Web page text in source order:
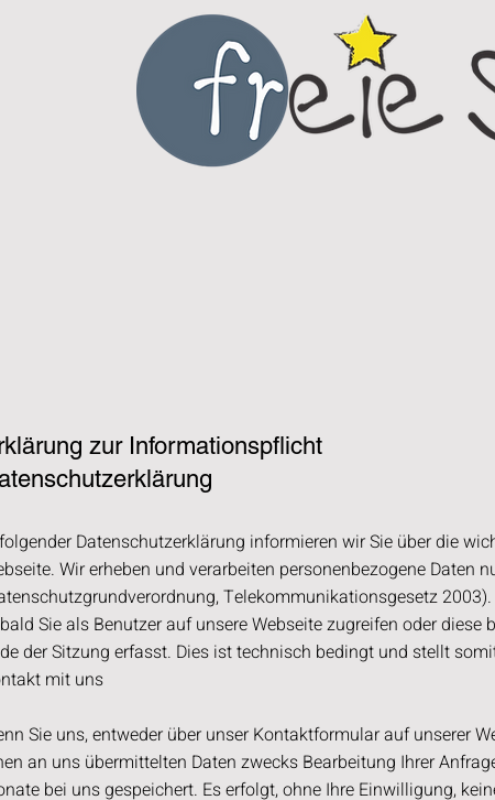
zur Informationspflicht
Datenschutzerklärung informieren wir Sie über die
Wir erheben und verarbeiten personenbezogene Daten
Telekommunikationsgesetz 2003).
Sie als Benutzer auf unsere Webseite zugreifen oder
der Sitzung erfasst. Dies ist technisch bedingt und stellt
mit uns
Sie uns, entweder über unser Kontaktformular auf unserer
an uns übermittelten Daten zwecks Bearbeitung Ihrer
bei unsgespeichert. Es erfolgt, ohne Ihre Einwilligung,